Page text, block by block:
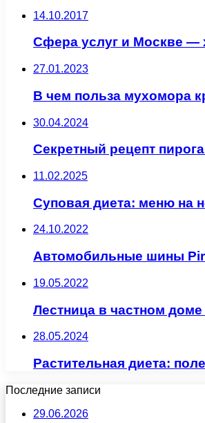
14.10.2017
Сфера услуг и Москве —
27.01.2023
В чем польза мухомора
30.04.2024
Секретный рецепт
11.02.2025
Суповая диета: меню на
24.10.2022
Автомобильные шины
19.05.2022
Лестница в частном
28.05.2024
Растительная диета:
Последние записи
29.06.2026